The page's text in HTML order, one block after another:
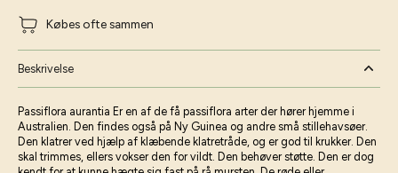
Købes ofte sammen
Beskrivelse
Passiflora aurantia Er en af de få passiflora arter der hører hjemme i
Australien. Den findes også på Ny Guinea og andre små stillehavsøer.
Den klatrer ved hjælp af klæbende klatretråde, og er god til krukker. Den
skal trimmes, ellers vokser den for vildt. Den behøver støtte. Den er dog